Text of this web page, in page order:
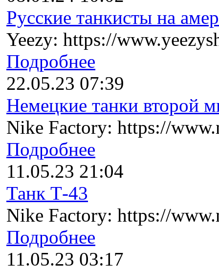
Русские танкисты на
Yeezy: https://
Подробнее
22.05.23 07:39
Немецкие танки второй
Nike Factory: https://
Подробнее
11.05.23 21:04
Танк Т-43
Nike Factory: https://
Подробнее
11.05.23 03:17